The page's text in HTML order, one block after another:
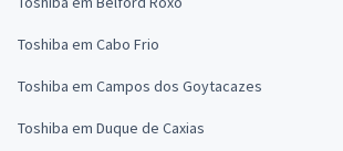
Toshiba em Cabo Frio
Toshiba em Campos dos Goytacazes
Toshiba em Duque de Caxias